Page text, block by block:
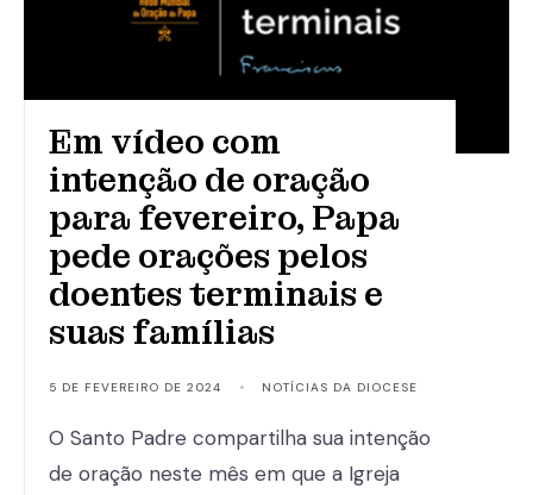
Em vídeo com
intenção de oração
para fevereiro, Papa
pede orações pelos
doentes terminais e
suas famílias
5 DE FEVEREIRO DE 2024 • NOTÍCIAS DA DIOCESE
O Santo Padre compartilha sua intenção
de oração neste mês em que a Igreja